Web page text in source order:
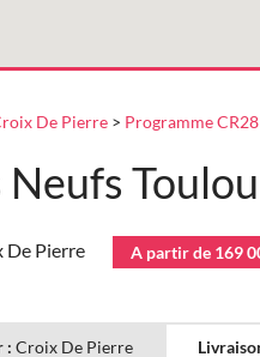
De Pierre> Programme
De Pierre A partir de 169
: Croix De Pierre